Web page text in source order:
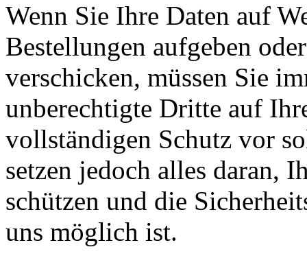
Wenn Sie Ihre Daten auf
Bestellungen aufgeben
verschicken, müssen Sie
unberechtigte Dritte auf
vollständigen Schutz vor
setzen jedoch alles daran,
schützen und die
uns möglich ist.